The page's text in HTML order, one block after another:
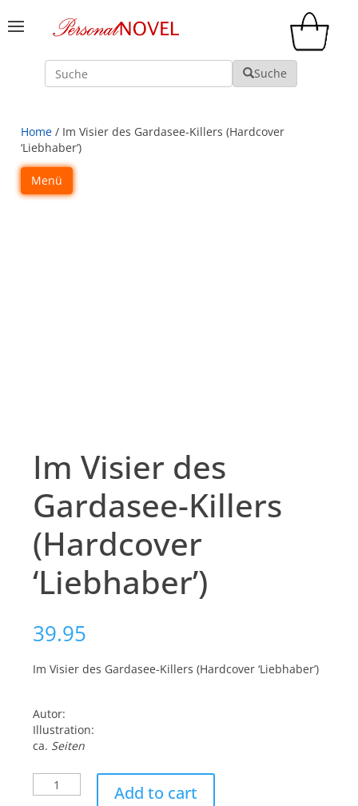
Suche Suche
Home / Im Visier des Gardasee-Killers (Hardcover
‘Liebhaber’)
Menü
Im Visier des
Gardasee-Killers
(Hardcover
‘Liebhaber’)
39.95
Im Visier des Gardasee-Killers (Hardcover ‘Liebhaber’)
Autor:
Illustration:
ca. Seiten
Visier
Add to cart